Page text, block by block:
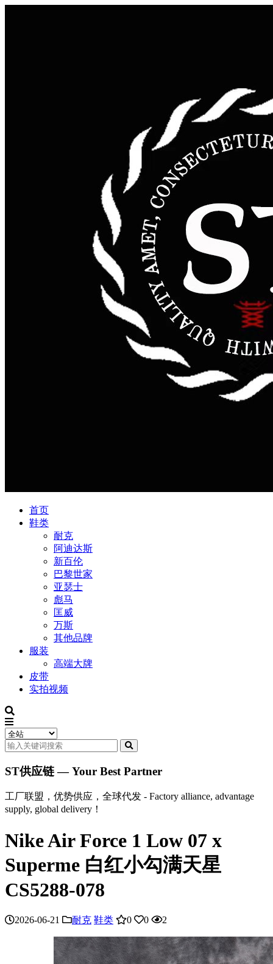
首页
鞋类
耐克
阿迪达斯
新百伦
巴黎世家
亚瑟士
彪马
匡威
万斯
其他品牌
服装
高端大牌
皮带
实拍视频
ST供应链 — Your Best Partner
工厂联盟，优势供应，全球代发 - Factory alliance, advantage
supply, global delivery！
Nike Air Force 1 Low 07 x
Superme 白红小勾满天星
CS5288-078
2026-06-21 耐克 鞋类 0 0 2